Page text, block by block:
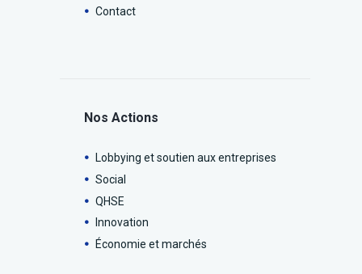
Contact
Nos Actions
Lobbying et soutien aux entreprises
Social
QHSE
Innovation
Économie et marchés